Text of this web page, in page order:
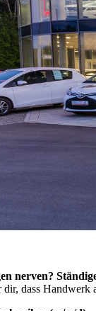
nerven?
dass Handwerk